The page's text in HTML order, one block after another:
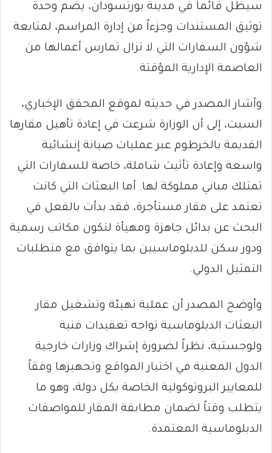
سيظل قائماً في مدينة بورتسودان، يضم وحدة
توثيق المستندات وجزءاً من إدارة المراسم، لمتابعة
شؤون السفارات التي لا تزال تمارس أعمالها من
العاصمة الإدارية المؤقتة.
وأشار المصدر في حديثه لموقع المحقق الإخباري،
السبت، إلى أن الوزارة شرعت في إعادة تأهيل مقارها
القديمة بالخرطوم عبر عمليات صيانة إنشائية
واسعة وإعادة تأثيث شاملة، خاصة للسفارات التي
تمتلك مباني مملوكة لها. أما البعثات التي كانت
تعتمد على مقار مستأجرة، فقد بدأت بالفعل في
البحث عن بدائل جاهزة ومهيأة لتكون مكاتب رسمية
ودور سكن للدبلوماسيين بما يتوافق مع متطلبات
التمثيل الدولي.
وأوضح المصدر أن عملية تهيئة وتشغيل مقار
البعثات الدبلوماسية تواجه تعقيدات فنية
ولوجستية، نظراً لضرورة إشراك وزارات خارجية
الدول المعنية في اختيار المواقع وتجهيزها وفقاً
للمعايير البروتوكولية الخاصة بكل دولة، وهو ما
يتطلب وقتاً لضمان مطابقة المقار للمواصفات
الدبلوماسية المعتمدة.